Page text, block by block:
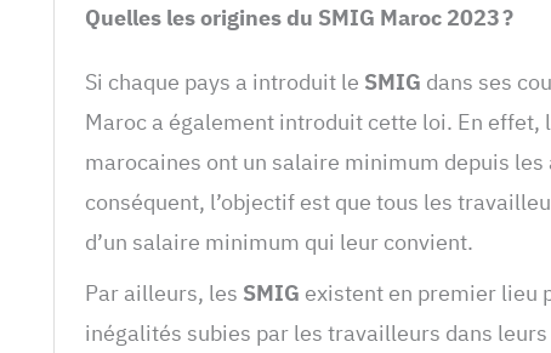
Quelles les origines du SMIG Maroc 2023 ?
Si chaque pays a introduit le SMIG dans ses
Maroc a également introduit cette loi. En
marocaines ont un salaire minimum depuis
conséquent, l’objectif est que tous les
d’un salaire minimum qui leur convient.
Par ailleurs, les SMIG existent en premier lieu
inégalités subies par les travailleurs dans